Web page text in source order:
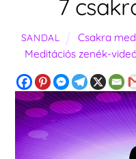
7
SANDAL Csakra
Meditációs zenék-